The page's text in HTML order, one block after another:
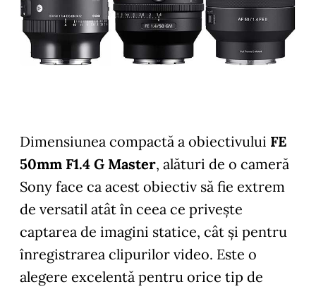
Dimensiunea compactă a obiectivului FE
50mm F1.4 G Master, alături de o cameră
Sony face ca acest obiectiv să fie extrem
de versatil atât în ceea ce privește
captarea de imagini statice, cât și pentru
înregistrarea clipurilor video. Este o
alegere excelentă pentru orice tip de